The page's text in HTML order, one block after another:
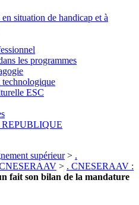
situation de handicap et à
les programmes
technologique
ESC
supérieur> .
> . CNESERAAV :
fait son bilan de la mandature